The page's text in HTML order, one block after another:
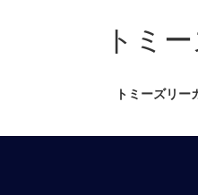
ス
ン
トミ
トミーズリ